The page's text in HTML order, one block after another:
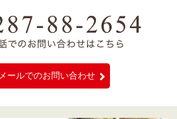
メールでのお問い合わせ